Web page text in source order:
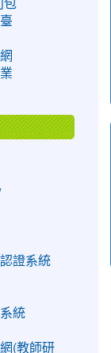
包
證系統
統
(教師研